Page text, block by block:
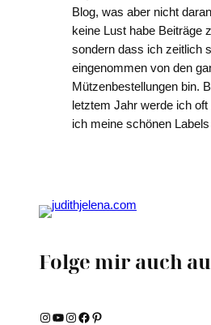
Blog, was aber nicht
keine Lust habe Beiträge
sondern dass ich zeitlich
eingenommen von den
Mützenbestellungen bin.
letztem Jahr werde ich
ich meine schönen
Folge mir auch
Instagram YouTube Instagram Facebook Pinterest